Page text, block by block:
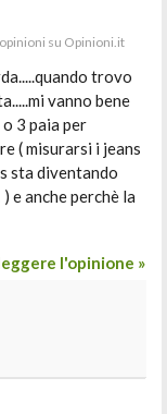
opinioni su Opinioni.it
trovo
vanno bene
3 paia per
( misurarsi i jeans
sta diventando
e anche perchè la
l'opinione »